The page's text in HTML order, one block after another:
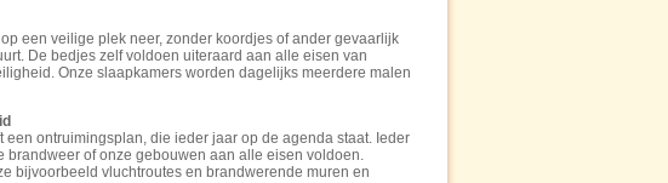
een veilige plek neer, zonder koordjes of ander gevaarlijk
De bedjes zelf voldoen uiteraard aan alle eisen van
Onze slaapkamers worden dagelijks meerdere malen
een ontruimingsplan, die ieder jaar op de agenda staat. Ieder
brandweer of onze gebouwen aan alle eisen voldoen.
bijvoorbeeld vluchtroutes en brandwerende muren en